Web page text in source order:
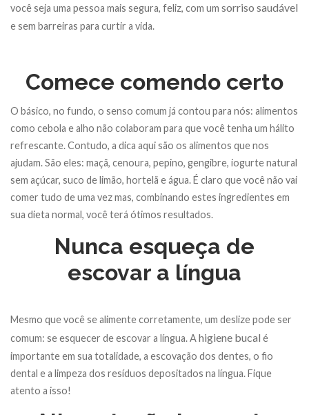
você seja uma pessoa mais segura, feliz, com um sorriso saudável
e sem barreiras para curtir a vida.
Comece comendo certo
O básico, no fundo, o senso comum já contou para nós: alimentos
como cebola e alho não colaboram para que você tenha um hálito
refrescante. Contudo, a dica aqui são os alimentos que nos
ajudam. São eles: maçã, cenoura, pepino, gengibre, iogurte natural
sem açúcar, suco de limão, hortelã e água. É claro que você não vai
comer tudo de uma vez mas, combinando estes ingredientes em
sua dieta normal, você terá ótimos resultados.
Nunca esqueça de
escovar a língua
Mesmo que você se alimente corretamente, um deslize pode ser
comum: se esquecer de escovar a língua. Ahigiene bucal é
importante em sua totalidade, a escovação dos dentes, o fio
dental e a limpeza dos resíduos depositados na língua. Fique
atento a isso!